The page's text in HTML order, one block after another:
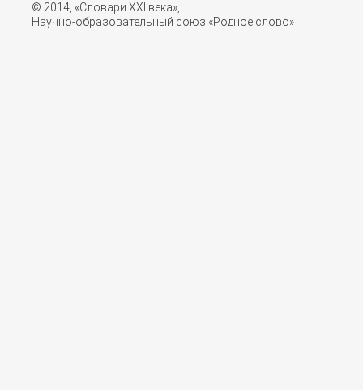
© 2014, «Словари XXI векa»,
Научно-образовательный союз «Родное слово»